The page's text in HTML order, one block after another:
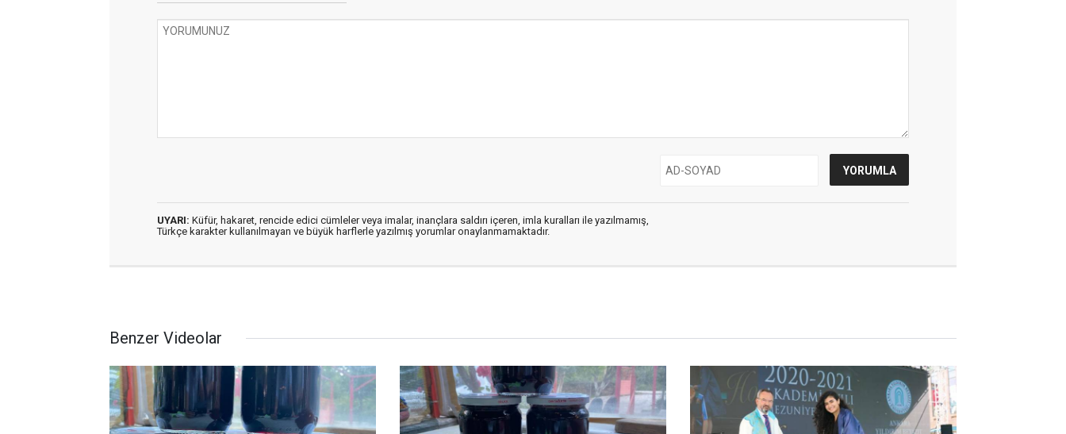
UYARI: Küfür, hakaret, rencide edici cümleler veya imalar, inançlara saldırı içeren, imla kuralları ile yazılmamış,
Türkçe karakter kullanılmayan ve büyük harflerle yazılmış yorumlar onaylanmamaktadır.
Benzer Videolar